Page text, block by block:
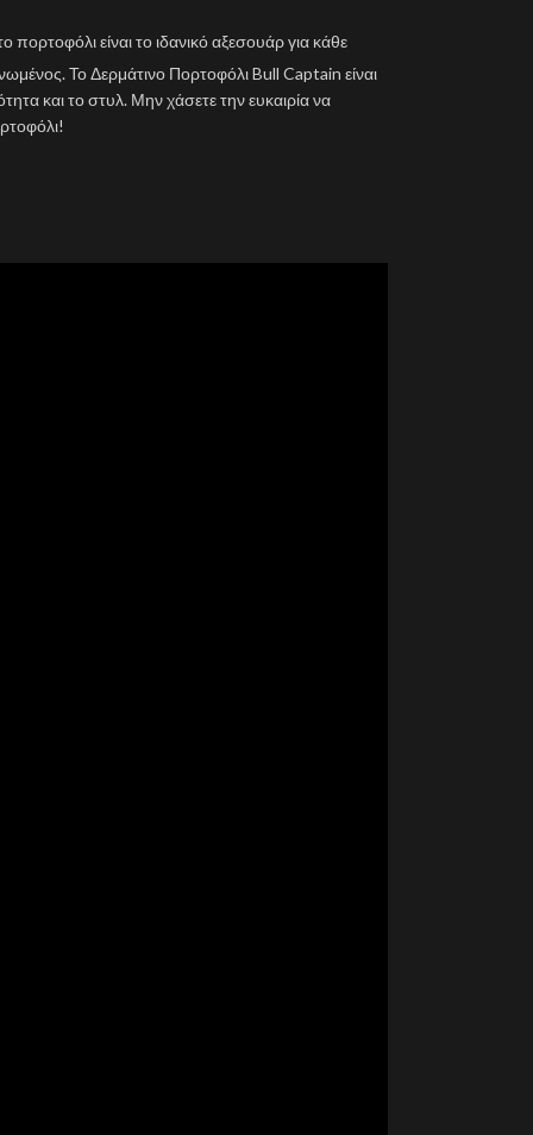
είναι το ιδανικό αξεσουάρ για κάθε
Το Δερμάτινο Πορτοφόλι Bull Captain είναι
και το στυλ. Μην χάσετε την ευκαιρία να